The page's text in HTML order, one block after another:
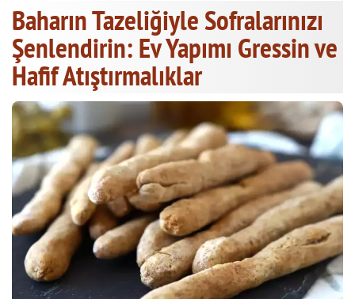
Baharın Tazeliğiyle Sofralarınızı
Şenlendirin: Ev Yapımı Gressin ve
Hafif Atıştırmalıklar